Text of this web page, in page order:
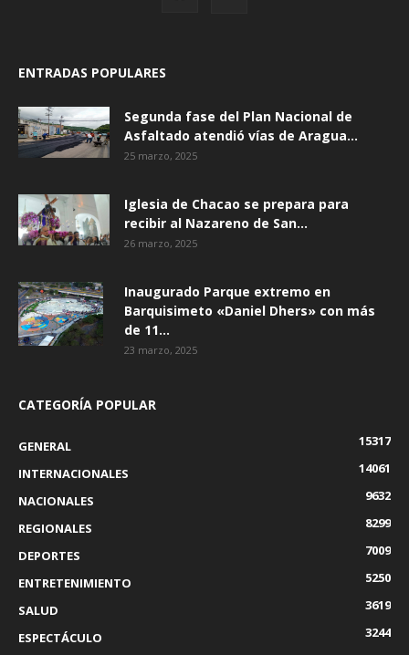
ENTRADAS POPULARES
Segunda fase del Plan Nacional de
Asfaltado atendió vías de Aragua...
25 marzo, 2025
Iglesia de Chacao se prepara para
recibir al Nazareno de San...
26 marzo, 2025
Inaugurado Parque extremo en
Barquisimeto «Daniel Dhers» con más
de 11...
23 marzo, 2025
CATEGORÍA POPULAR
GENERAL
15317
INTERNACIONALES
14061
NACIONALES
9632
REGIONALES
8299
DEPORTES
7009
ENTRETENIMIENTO
5250
SALUD
3619
ESPECTÁCULO
3244